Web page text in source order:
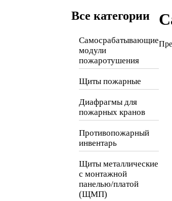
Все категории
Самосрабатывающие
модули
пожаротушения
Щиты пожарные
Диафрагмы для
пожарных кранов
Противопожарный
инвентарь
Щиты металлические
с монтажной
панелью/платой
(ЩМП)